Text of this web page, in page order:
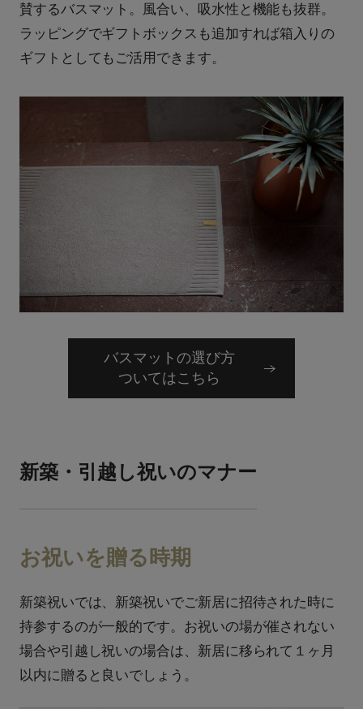
賛するバスマット。風合い、吸水性と機能も抜群。
ラッピングでギフトボックスも追加すれば箱入りの
ギフトとしてもご活用できます。
バスマットの選び方
ついてはこちら
新築・引越し祝いのマナー
お祝いを贈る時期
新築祝いでは、新築祝いでご新居に招待された時に
持参するのが一般的です。お祝いの場が催されない
場合や引越し祝いの場合は、新居に移られて１ヶ月
以内に贈ると良いでしょう。